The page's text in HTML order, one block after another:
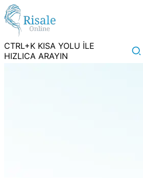
CTRL+K KISA YOLU İLE
HIZLICA ARAYIN